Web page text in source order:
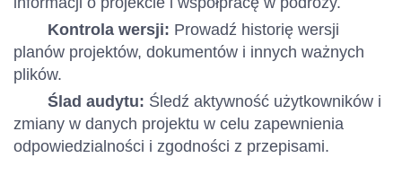
Kontrola wersji: Prowadź historię wersji
planów projektów, dokumentów i innych ważnych
plików.
Ślad audytu: Śledź aktywność użytkowników i
zmiany w danych projektu w celu zapewnienia
odpowiedzialności i zgodności z przepisami.